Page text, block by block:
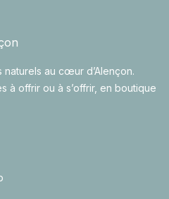
au cœur d’Alençon.
à offrir ou à s’offrir, en boutique